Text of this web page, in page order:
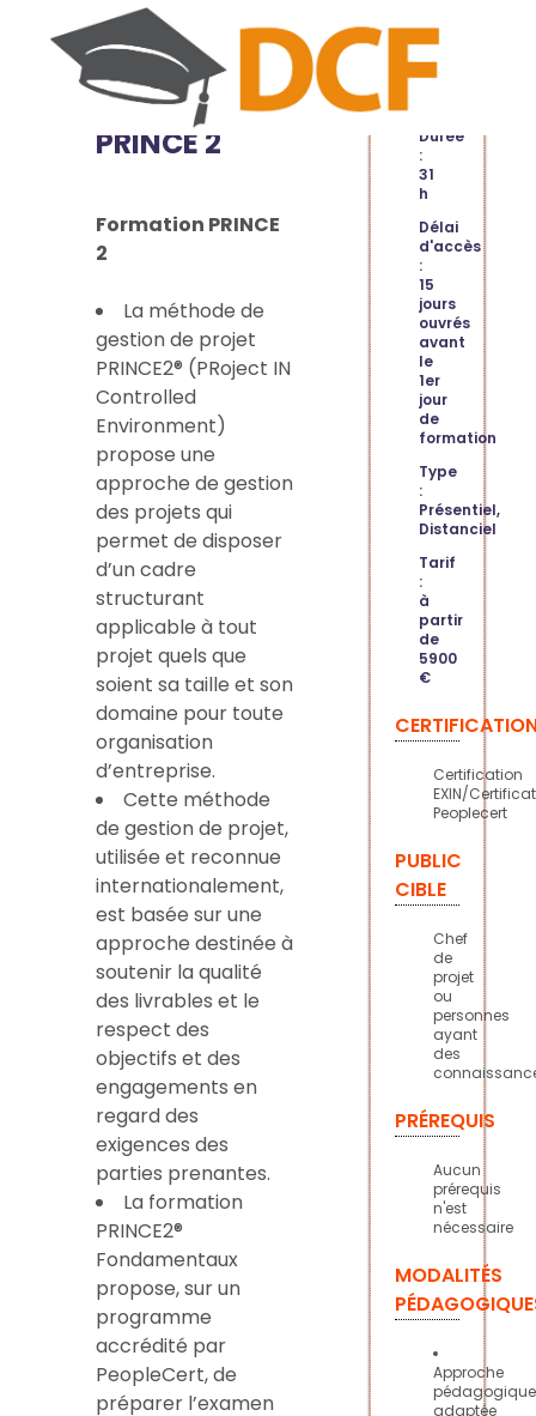
AGILE
SCRUM-
PRINCE 2
Formation PRINCE
2
La méthode de
gestion de projet
PRINCE2® (PRoject IN
Controlled
Environment)
propose une
approche de gestion
des projets qui
permet de disposer
d’un cadre
structurant
applicable à tout
projet quels que
soient sa taille et son
domaine pour toute
organisation
d’entreprise.
Cette méthode
de gestion de projet,
utilisée et reconnue
internationalement,
est basée sur une
approche destinée à
soutenir la qualité
des livrables et le
respect des
objectifs et des
engagements en
regard des
exigences des
parties prenantes.
La formation
PRINCE2®
Fondamentaux
propose, sur un
programme
accrédité par
PeopleCert, de
préparer l’examen
Durée
:
31
h
Délai
d'accès
:
15
jours
ouvrés
avant
le
1er
jour
de
formation
Type
:
Présentiel,
Distanciel
Tarif
:
à
partir
de
5900
€
Certification
EXIN/
Peoplecert
PUBLIC
CIBLE
Chef
de
projet
ou
personnes
ayant
des
PRÉREQUIS
Aucun
prérequis
n'est
nécessaire
MODALITÉS
Approche
pédagogique
adaptée